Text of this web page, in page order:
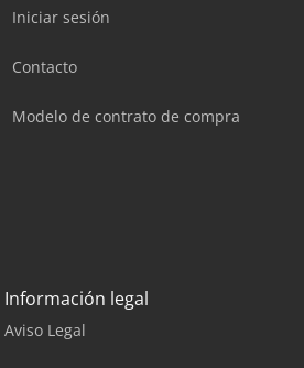
Iniciar sesión
Contacto
Modelo de contrato de compra
Información legal
Aviso Legal